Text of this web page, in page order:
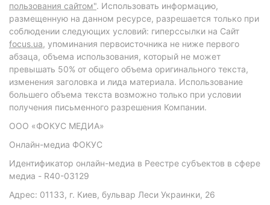
пользования сайтом". Использовать информацию,
размещенную на данном ресурсе, разрешается только при
соблюдении следующих условий: гиперссылки на Сайт
focus.ua, упоминания первоисточника не ниже первого
абзаца, объема использования, который не может
превышать 50% от общего объема оригинального текста,
изменения заголовка и лида материала. Использование
большего объема текста возможно только при условии
получения письменного разрешения Компании.
ООО «ФОКУС МЕДИА»
Онлайн-медиа ФОКУС
Идентификатор онлайн-медиа в Реестре субъектов в сфере
медиа - R40-03129
Адрес: 01133, г. Киев, бульвар Леси Украинки, 26